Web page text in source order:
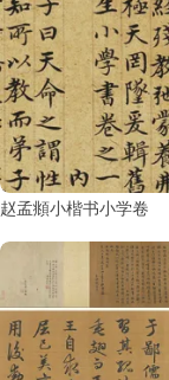
赵孟頫小楷书小学卷